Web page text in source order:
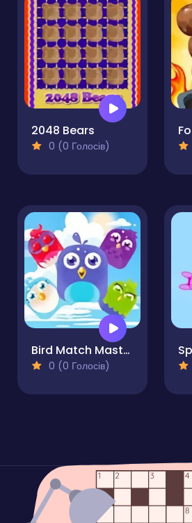
2048 Bears
0 (0 Голосів)
Bird Match Master
0 (0 Голосів)